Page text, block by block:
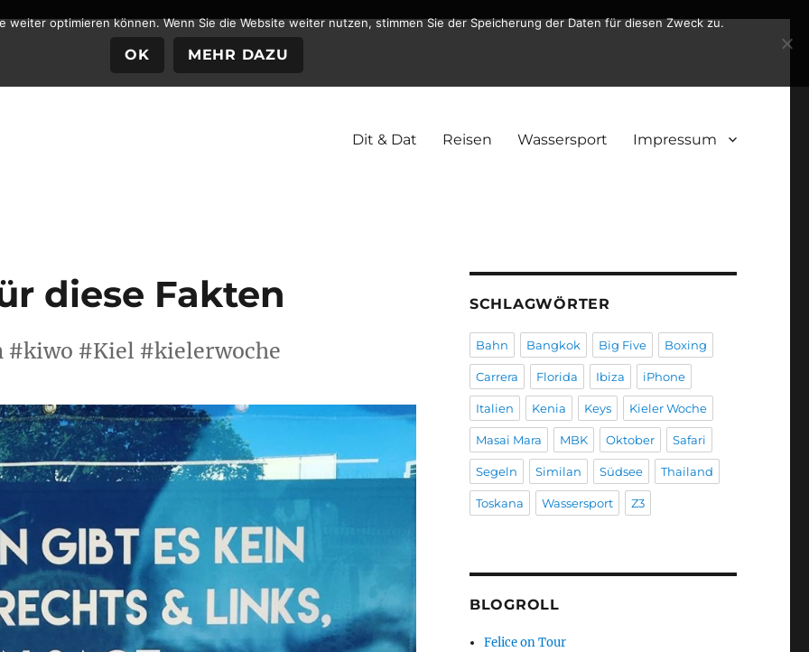
Dit & Dat Reisen Wassersport Impressum
diese Fakten
#kiwo #Kiel #kielerwoche
SCHLAGWÖRTER
Bahn Bangkok Big Five Boxing
Carrera Florida Ibiza iPhone
Italien Kenia Keys Kieler Woche
Masai Mara MBK Oktober Safari
Segeln Similan Südsee Thailand
Toskana Wassersport Z3
BLOGROLL
Felice on Tour
weiter optimieren können. Wenn Sie die Website weiter nutzen, stimmen Sie der Speicherung der Daten für diesen Zweck zu.
OK MEHR DAZU